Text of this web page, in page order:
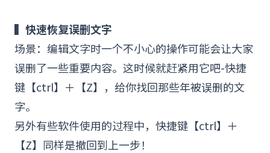
▍ 快速恢复误删文字
场景：编辑文字时一个不小心的操作可能会让大家
误删了一些重要内容。这时候就赶紧用它吧-快捷
键【ctrl】＋【Z】，给你找回那些年被误删的文
字。
另外有些软件使用的过程中，快捷键【ctrl】＋
【Z】同样是撤回到上一步！